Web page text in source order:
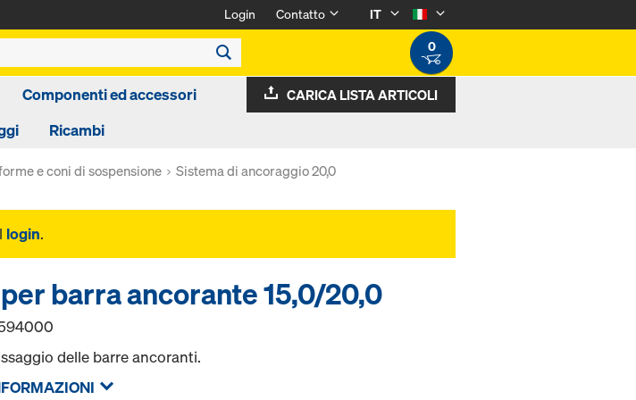
Login Contatto
IT
0
Componenti ed accessori
Ricambi
CARICA LISTA ARTICOLI
e coni di sospensione
Sistema di ancoraggio 20,0
login.
barra ancorante 15,0/20,0
delle barre ancoranti.